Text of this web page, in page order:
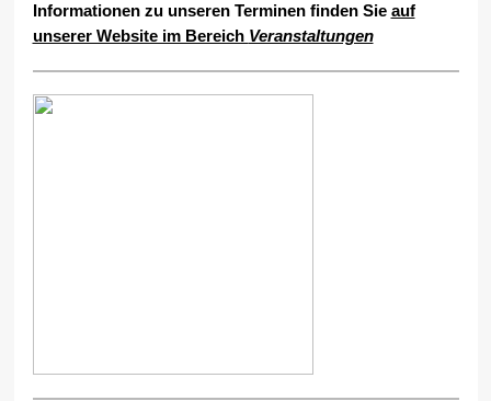
Informationen zu unseren Terminen finden Sie auf
unserer Website im Bereich Veranstaltungen